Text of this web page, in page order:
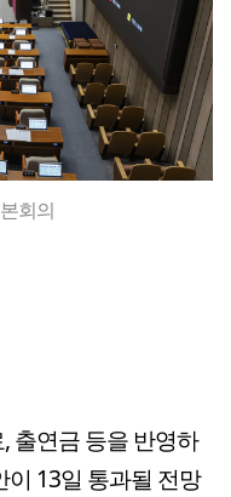
회의
출연금 등을 반영하
13일 통과될 전망